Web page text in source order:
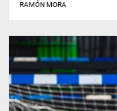
RAMÓN MORA